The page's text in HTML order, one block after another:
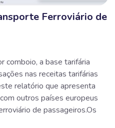
Ferroviário de
comboio, a base tarifária
nas receitas tarifárias
relatório que apresenta
outros países europeus
de passageiros.Os